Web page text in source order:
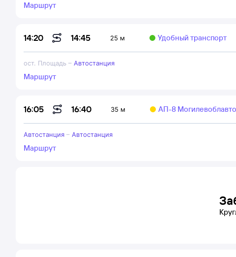
Маршрут
14:20 14:45 25 м Удобный транспорт
ост. Площадь – Автостанция
Маршрут
16:05 16:40 35 м АП-8
Автостанция – Автостанция
Маршрут